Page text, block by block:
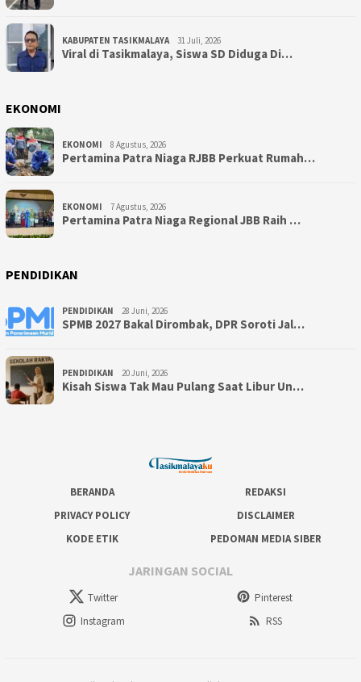
KABUPATEN TASIKMALAYA 31 Juli, 2026
Viral di Tasikmalaya, Siswa SD Diduga Di…
EKONOMI
EKONOMI 8 Agustus, 2026
Pertamina Patra Niaga RJBB Perkuat Rumah…
EKONOMI 7 Agustus, 2026
Pertamina Patra Niaga Regional JBB Raih …
PENDIDIKAN
PENDIDIKAN 28 Juni, 2026
SPMB 2027 Bakal Dirombak, DPR Soroti Jal…
PENDIDIKAN 20 Juni, 2026
Kisah Siswa Tak Mau Pulang Saat Libur Un…
BERANDA
REDAKSI
PRIVACY POLICY
DISCLAIMER
KODE ETIK
PEDOMAN MEDIA SIBER
JARINGAN SOCIAL
Twitter
Pinterest
Instagram
RSS